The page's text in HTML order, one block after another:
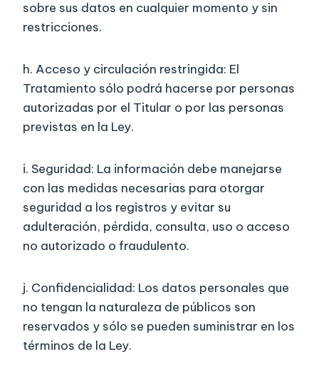
sobre sus datos en cualquier momento y sin
restricciones.
h. Acceso y circulación restringida: El
Tratamiento sólo podrá hacerse por personas
autorizadas por el Titular o por las personas
previstas en la Ley.
i. Seguridad: La información debe manejarse
con las medidas necesarias para otorgar
seguridad a los registros y evitar su
adulteración, pérdida, consulta, uso o acceso
no autorizado o fraudulento.
j. Confidencialidad: Los datos personales que
no tengan la naturaleza de públicos son
reservados y sólo se pueden suministrar en los
términos de la Ley.